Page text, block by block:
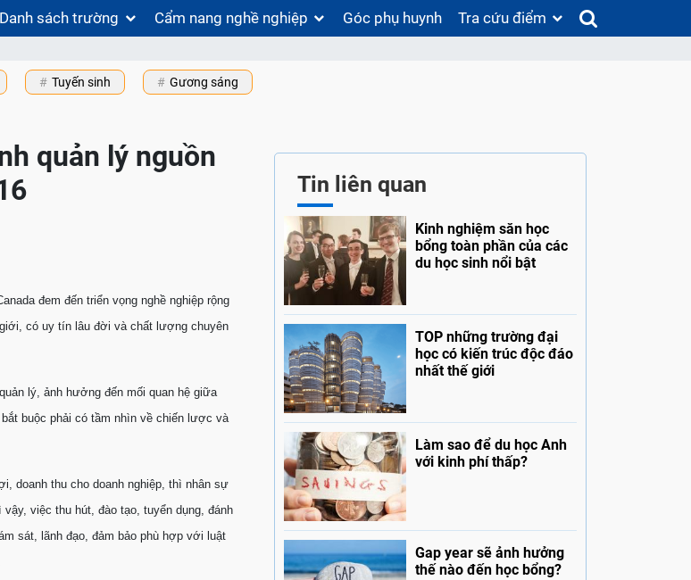
Danh sách trường Cẩm nang nghề nghiệp Góc phụ huynh Tra cứu điểm
Tuyến sinh Gương sáng
quản lý nguồn
đem đến triển vọng nghề nghiệp rộng
có uy tín lâu đời và chất lượng chuyên
lý, ảnh hưởng đến mối quan hệ giữa
buộc phải có tầm nhìn về chiến lược và
doanh thu cho doanh nghiệp, thì nhân sự
việc thu hút, đào tạo, tuyển dụng, đánh
sát, lãnh đạo, đảm bảo phù hợp với luật
Tin liên quan
Kinh nghiệm săn học
bổng toàn phần của các
du học sinh nổi bật
TOP những trường đại
học có kiến trúc độc đáo
nhất thế giới
Làm sao để du học Anh
với kinh phí thấp?
Gap year sẽ ảnh hưởng
thế nào đến học bổng?